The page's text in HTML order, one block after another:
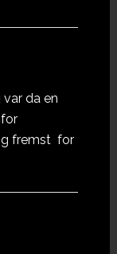
var da en
fremst for